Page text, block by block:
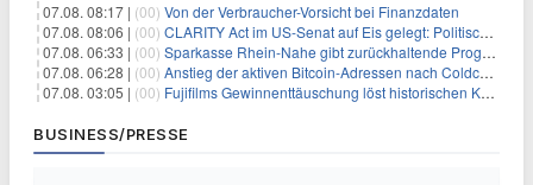
07.08. 08:17 | (00) Von der Verbraucher-Vorsicht bei Finanzdaten
07.08. 08:06 | (00) CLARITY Act im US-Senat auf Eis gelegt: Politische Differenzen verzögern Krypto-Gesetzgebung bis September
07.08. 06:33 | (00) Sparkasse Rhein-Nahe gibt zurückhaltende Prognose
07.08. 06:28 | (00) Anstieg der aktiven Bitcoin-Adressen nach Coldcard-Panik
07.08. 03:05 | (00) Fujifilms Gewinnenttäuschung löst historischen Kursrückgang aus
BUSINESS/PRESSE